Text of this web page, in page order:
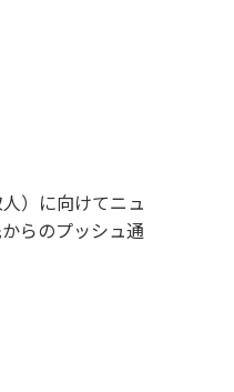
）に向けてニュ
らのプッシュ通